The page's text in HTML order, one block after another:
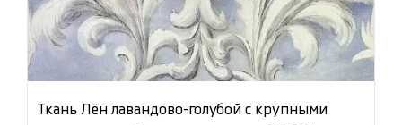
Ткань Лён лавандово-голубой с крупными